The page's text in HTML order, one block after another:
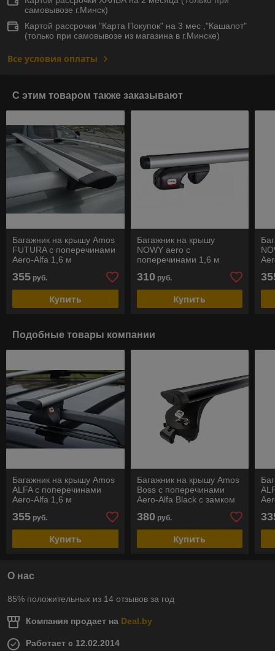
самовывозе г.Минск)
Картой рассрочки "Карта Покупок" на 3 мес ,"Кашалот"
(только при самовывозе из магазина в г.Минске)
Все условия оплаты
С этим товаром также заказывают
Багажник на крышу Amos
FUTURA c поперечинами
Aero-Alfa 1,6 м
355 руб.
Купить
Багажник на крышу
NOWY aero с
поперечинами 1,6 м
310 руб.
Купить
Подобные товары компании
Багажник на крышу Amos
ALFA c поперечинами
Aero-Alfa 1,6 м
355 руб.
Купить
Багажник на крышу Amos
Boss c поперечинами
Aero-Alfa Black с замком
релингов
380 руб.
Купить
О нас
85% положительных из 14 отзывов за год
Компания продает на Deal.by
Работает с 12.02.2014